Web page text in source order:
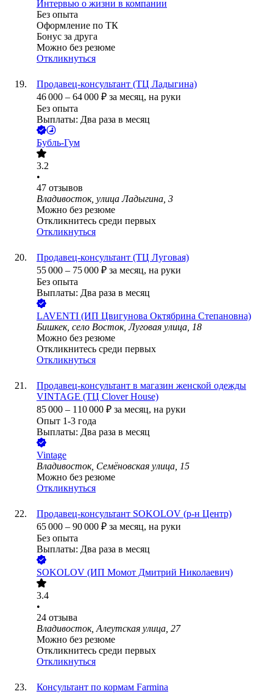
Интервью о жизни в компании
Без опыта
Оформление по ТК
Бонус за друга
Можно без резюме
Откликнуться
Продавец-консультант (ТЦ Ладыгина)
46 000 – 64 000 ₽ за месяц, на руки
Без опыта
Выплаты: Два раза в месяц
Бубль-Гум
3.2
•
47 отзывов
Владивосток, улица Ладыгина, 3
Можно без резюме
Откликнитесь среди первых
Откликнуться
Продавец-консультант (ТЦ Луговая)
55 000 – 75 000 ₽ за месяц, на руки
Без опыта
Выплаты: Два раза в месяц
LAVENTI (ИП Цвигунова Октябрина Степановна)
Бишкек, село Восток, Луговая улица, 18
Можно без резюме
Откликнитесь среди первых
Откликнуться
Продавец-консультант в магазин женской одежды
VINTAGE (ТЦ Clover House)
85 000 – 110 000 ₽ за месяц, на руки
Опыт 1-3 года
Выплаты: Два раза в месяц
Vintage
Владивосток, Семёновская улица, 15
Можно без резюме
Откликнуться
Продавец-консультант SOKOLOV (р-н Центр)
65 000 – 90 000 ₽ за месяц, на руки
Без опыта
Выплаты: Два раза в месяц
SOKOLOV (ИП Момот Дмитрий Николаевич)
3.4
•
24 отзыва
Владивосток, Алеутская улица, 27
Можно без резюме
Откликнитесь среди первых
Откликнуться
Консультант по кормам Farmina